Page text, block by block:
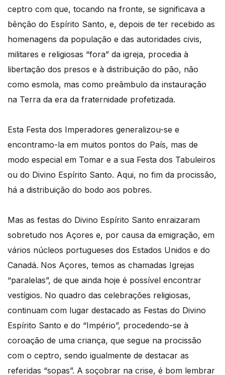
ceptro com que, tocando na fronte, se significava a
bênção do Espírito Santo, e, depois de ter recebido as
homenagens da população e das autoridades civis,
militares e religiosas “fora” da igreja, procedia à
libertação dos presos e à distribuição do pão, não
como esmola, mas como preâmbulo da instauração
na Terra da era da fraternidade profetizada.
Esta Festa dos Imperadores generalizou-se e
encontramo-la em muitos pontos do País, mas de
modo especial em Tomar e a sua Festa dos Tabuleiros
ou do Divino Espírito Santo. Aqui, no fim da procissão,
há a distribuição do bodo aos pobres.
Mas as festas do Divino Espírito Santo enraizaram
sobretudo nos Açores e, por causa da emigração, em
vários núcleos portugueses dos Estados Unidos e do
Canadá. Nos Açores, temos as chamadas Igrejas
“paralelas”, de que ainda hoje é possível encontrar
vestígios. No quadro das celebrações religiosas,
continuam com lugar destacado as Festas do Divino
Espírito Santo e do “Império”, procedendo-se à
coroação de uma criança, que segue na procissão
com o ceptro, sendo igualmente de destacar as
referidas “sopas”. A soçobrar na crise, é bom lembrar